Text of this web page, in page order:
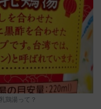
鶏湯って？